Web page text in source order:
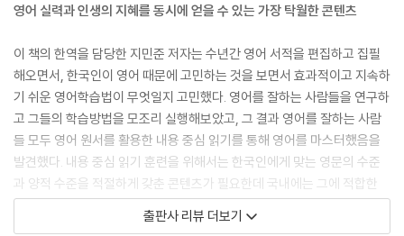
영어 실력과 인생의 지혜를 동시에 얻을 수 있는 가장 탁월한 콘텐츠
이 책의 한역을 담당한 지민준 저자는 수년간 영어 서적을 편집하고 집필
해오면서, 한국인이 영어 때문에 고민하는 것을 보면서 효과적이고 지속하
기 쉬운 영어학습법이 무엇일지 고민했다. 영어를 잘하는 사람들을 연구하
고 그들의 학습방법을 모조리 실행해보았고, 그 결과 영어를 잘하는 사람
들 모두 영어 원서를 활용한 내용 중심 읽기를 통해 영어를 마스터했음을
발견했다. 내용 중심 읽기 훈련을 위해서는 한국인에게 맞는 영문의 수준
과 양적 수준을 적절하게 갖춘 콘텐츠가 필요한데 국내에는 그에 적합한
책이 없는 것이 문제였다. 결국 수많은 사람이 몇 번이고 반복해서 읽는 대
표적인 콘텐츠인 삼국지를 택해 영한대역 삼국지로 만들어냈다. 삼국지는
출판사 리뷰 더보기